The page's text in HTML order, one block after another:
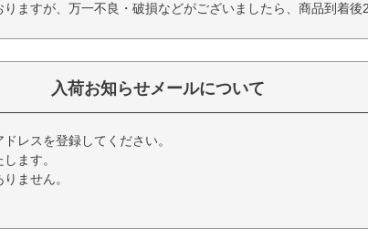
ますが、万一不良・破損などがございましたら、商品到着後
入荷お知らせメールについて
レスを登録してください。
ます。
ません。